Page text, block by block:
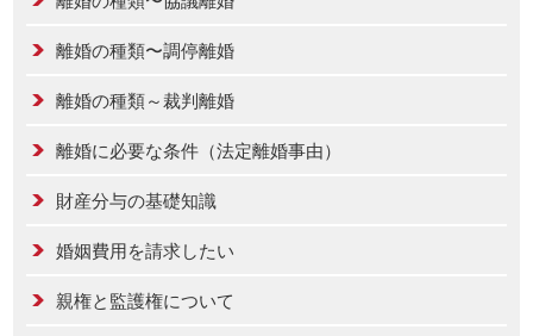
離婚の種類〜調停離婚
離婚の種類～裁判離婚
離婚に必要な条件（法定離婚事由）
財産分与の基礎知識
婚姻費用を請求したい
親権と監護権について